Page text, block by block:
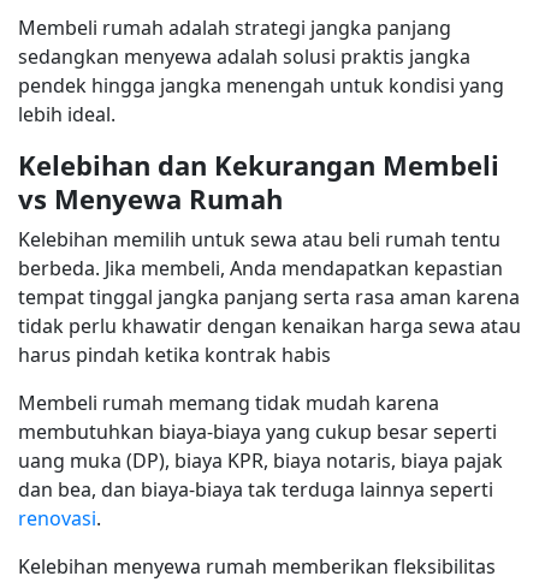
Membeli rumah adalah strategi jangka panjang
sedangkan menyewa adalah solusi praktis jangka
pendek hingga jangka menengah untuk kondisi yang
lebih ideal.
Kelebihan dan Kekurangan Membeli
vs Menyewa Rumah
Kelebihan memilih untuk sewa atau beli rumah tentu
berbeda. Jika membeli, Anda mendapatkan kepastian
tempat tinggal jangka panjang serta rasa aman karena
tidak perlu khawatir dengan kenaikan harga sewa atau
harus pindah ketika kontrak habis
Membeli rumah memang tidak mudah karena
membutuhkan biaya-biaya yang cukup besar seperti
uang muka (DP), biaya KPR, biaya notaris, biaya pajak
dan bea, dan biaya-biaya tak terduga lainnya seperti
renovasi.
Kelebihan menyewa rumah memberikan fleksibilitas